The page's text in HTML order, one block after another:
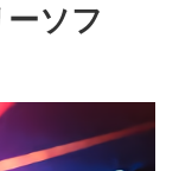
ソフ